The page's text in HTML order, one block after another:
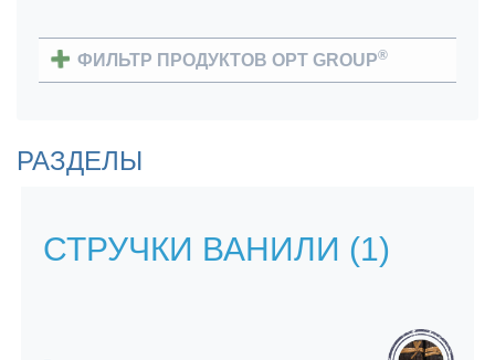
ФИЛЬТР ПРОДУКТОВ OPT GROUP®
информацию по нему, не покидая этой
РАЗДЕЛЫ
СТРУЧКИ ВАНИЛИ (1)